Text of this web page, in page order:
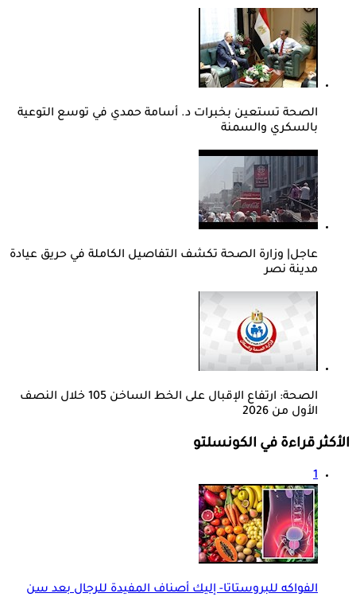
الصحة تستعين بخبرات د. أسامة حمدي في توسع التوعية
بالسكري والسمنة
عاجل| وزارة الصحة تكشف التفاصيل الكاملة في حريق عيادة
مدينة نصر
الصحة: ارتفاع الإقبال على الخط الساخن 105 خلال النصف
الأول من 2026
الأكثر قراءة في الكونسلتو
1
الفواكه للبروستاتا- إليك أصناف المفيدة للرجال بعد سن